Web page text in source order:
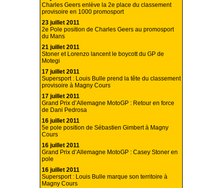
Charles Geers enlève la 2e place du classement
provisoire en 1000 promosport
23 juillet 2011
2e Pole position de Charles Geers au promosport
du Mans
21 juillet 2011
Stoner et Lorenzo lancent le boycott du GP de
Motegi
17 juillet 2011
Supersport : Louis Bulle prend la tête du classement
provisoire à Magny Cours
17 juillet 2011
Grand Prix d’Allemagne MotoGP : Retour en force
de Dani Pedrosa
16 juillet 2011
5e pole position de Sébastien Gimbert à Magny
Cours
16 juillet 2011
Grand Prix d’Allemagne MotoGP : Casey Stoner en
pole
16 juillet 2011
Supersport : Louis Bulle marque son territoire à
Magny Cours